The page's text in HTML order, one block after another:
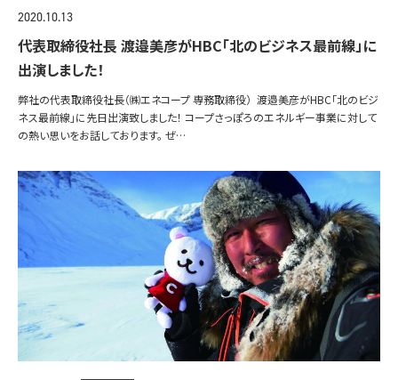
2020.10.13
代表取締役社長 渡邉美彦がHBC「北のビジネス最前線」に
出演しました！
弊社の代表取締役社長（㈱エネコープ 専務取締役） 渡邉美彦がHBC「北のビジ
ネス最前線」に先日出演致しました！ コープさっぽろのエネルギー事業に対して
の熱い思いをお話しております。 ぜ…